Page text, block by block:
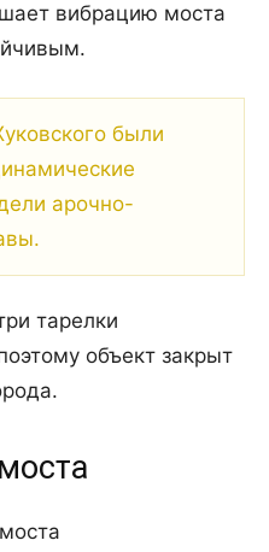
вибрацию моста
были
арочно-
тарелки
объект закрыт